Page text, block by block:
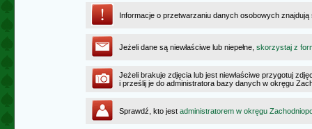
Informacje o przetwarzaniu danych osobowych
Jeżeli dane są niewłaściwe lub niepełne, skorzystaj z
Jeżeli brakuje zdjęcia lub jest niewłaściwe przygotuj
i prześlij je do administratora bazy danych w okręgu
Sprawdź, kto jest administratorem w okręgu